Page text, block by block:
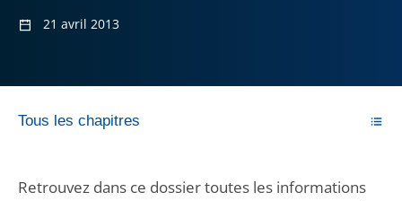
21 avril 2013
Tous les chapitres
Retrouvez dans ce dossier toutes les informations